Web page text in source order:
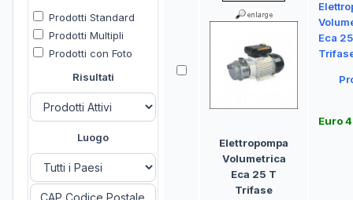
Prodotti Standard
Prodotti Multipli
Prodotti con Foto
Risultati
Luogo
Elettropompa
Volumetrica
Eca 25 T
Trifase
Eca
Euro